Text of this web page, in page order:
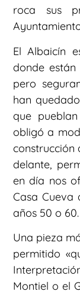
roca sus
El Albaicín
donde están
pero
han
que
obligó a
construcción
delante,
en día nos
Casa Cueva
años 50 o 60.
Una pieza
permitido
Montiel o el